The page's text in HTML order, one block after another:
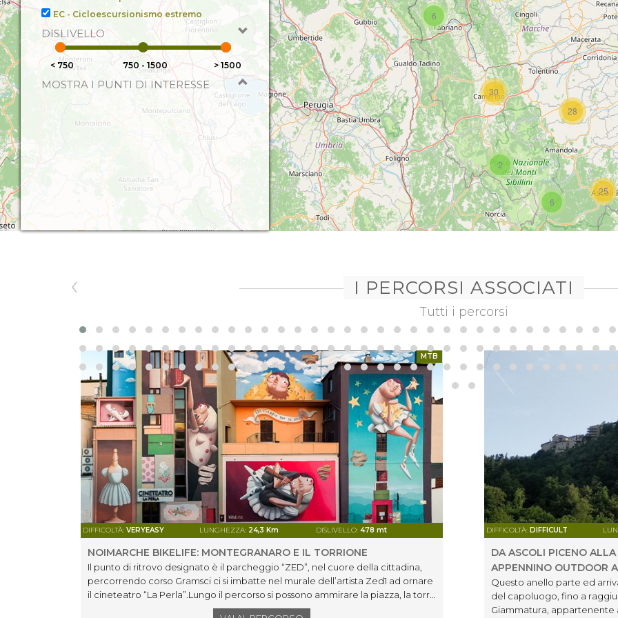
6
2
28
30
25
6
EC - Cicloescursionismo estremo
DISLIVELLO
< 750 750 - 1500 > 1500
MOSTRA I PUNTI DI INTERESSE
I PERCORSI ASSOCIATI
Tutti i percorsi
MTB
DIFFICOLTÀ: VERYEASY LUNGHEZZA: 24,3 Km DISLIVELLO:478 mt
NOIMARCHE BIKELIFE: MONTEGRANARO E IL TORRIONE
Il punto di ritrovo designato è il parcheggio “ZED”, nel cuore della cittadina,
percorrendo corso Gramsci ci si imbatte nel murale dell’artista Zed1 ad ornare
il cineteatro “La Perla”.Lungo il percorso si possono ammirare la piazza, la torre
civica (visitabile) e la cripta Sant’Ugo (visitabile).Lasciato il centro storico
DIFFICOLTÀ: DIFFICULT
DA ASCOLI PICENO
APPENNINO OUTDOOR
Questo anello parte ed
del capoluogo, fino a
Giammatura, appartenente
‹